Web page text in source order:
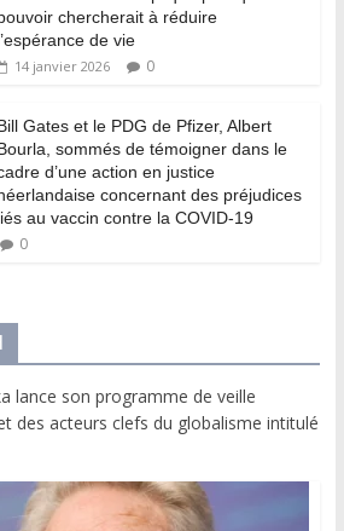
chercherait à réduire
de vie
14 janvier 2026 0
Gates et le PDG de Pfizer, Albert
sommés de témoigner dans le
d’une action en justice
concernant des préjudices
au vaccin contre la COVID-19
0
lance son programme de veille
des acteurs clefs du globalisme intitulé